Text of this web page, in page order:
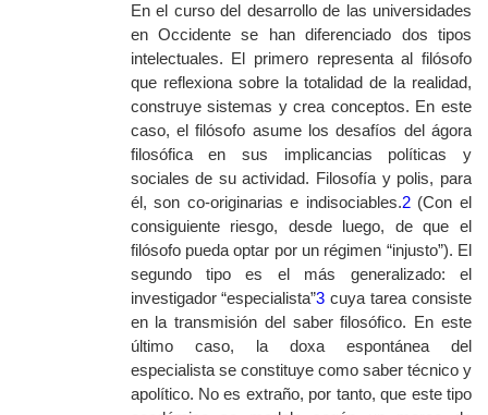
En el curso del desarrollo de las universidades
en Occidente se han diferenciado dos tipos
intelectuales. El primero representa al filósofo
que reflexiona sobre la totalidad de la realidad,
construye sistemas y crea conceptos. En este
caso, el filósofo asume los desafíos del ágora
filosófica en sus implicancias políticas y
sociales de su actividad. Filosofía y polis, para
él, son co-originarias e indisociables.2(Con el
consiguiente riesgo, desde luego, de que el
filósofo pueda optar por un régimen “injusto”). El
segundo tipo es el más generalizado: el
investigador “especialista”3 cuya tarea consiste
en la transmisión del saber filosófico. En este
último caso, la doxaespontánea del
especialista se constituye como saber técnico y
apolítico. No es extraño, por tanto, que este tipo